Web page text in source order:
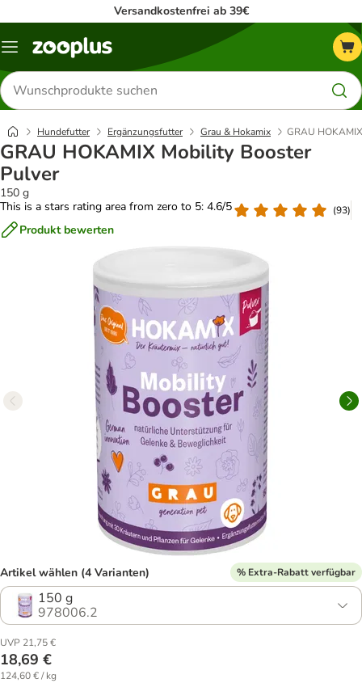
Versandkostenfrei ab 39€
Menü
Produkte
suchen
Hundefutter Ergänzungsfutter Grau & Hokamix GRAU
GRAU HOKAMIX Mobility Booster
Pulver
150 g
This is a stars rating area from zero to 5: 4.6/5
(93)
Produkt bewerten
Artikel wählen (4 Varianten) % Extra-Rabatt verfügbar
150 g
978006.2
UVP 21,75 €
18,69 €
124,60 € / kg